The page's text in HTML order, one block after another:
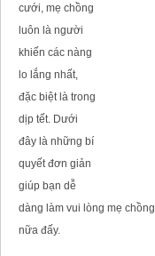
cưới, mẹ chồng
luôn là người
khiến các nàng
lo lắng nhất,
đặc biệt là trong
dịp tết. Dưới
đây là những bí
quyết đơn giản
giúp bạn dễ
dàng làm vui lòng mẹ
nữa đấy.